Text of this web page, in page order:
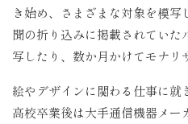
き始め、さまざまな対象を模
聞の折り込みに掲載されてい
写したり、数か月かけてモナリ
絵やデザインに関わる仕事に就
高校卒業後は大手通信機器メ